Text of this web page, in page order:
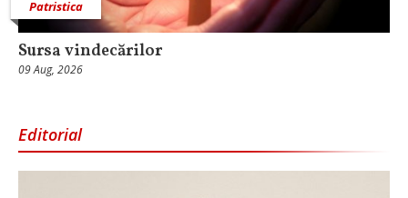
Patristica
Sursa vindecărilor
09 Aug, 2026
Editorial